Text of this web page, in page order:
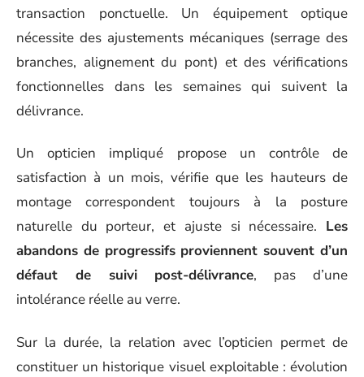
transaction ponctuelle. Un équipement optique
nécessite des ajustements mécaniques (serrage des
branches, alignement du pont) et des vérifications
fonctionnelles dans les semaines qui suivent la
délivrance.
Un opticien impliqué propose un contrôle de
satisfaction à un mois, vérifie que les hauteurs de
montage correspondent toujours à la posture
naturelle du porteur, et ajuste si nécessaire. Les
abandons de progressifs proviennent souvent d’un
défaut de suivi post-délivrance, pas d’une
intolérance réelle au verre.
Sur la durée, la relation avec l’opticien permet de
constituer un historique visuel exploitable : évolution